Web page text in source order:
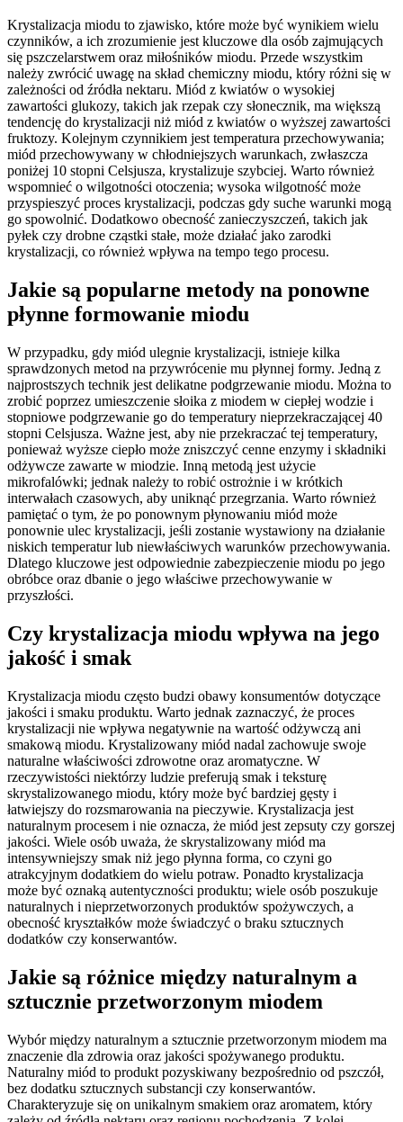
Krystalizacja miodu to zjawisko, które może być wynikiem wielu
czynników, a ich zrozumienie jest kluczowe dla osób zajmujących
się pszczelarstwem oraz miłośników miodu. Przede wszystkim
należy zwrócić uwagę na skład chemiczny miodu, który różni się w
zależności od źródła nektaru. Miód z kwiatów o wysokiej
zawartości glukozy, takich jak rzepak czy słonecznik, ma większą
tendencję do krystalizacji niż miód z kwiatów o wyższej zawartości
fruktozy. Kolejnym czynnikiem jest temperatura przechowywania;
miód przechowywany w chłodniejszych warunkach, zwłaszcza
poniżej 10 stopni Celsjusza, krystalizuje szybciej. Warto również
wspomnieć o wilgotności otoczenia; wysoka wilgotność może
przyspieszyć proces krystalizacji, podczas gdy suche warunki mogą
go spowolnić. Dodatkowo obecność zanieczyszczeń, takich jak
pyłek czy drobne cząstki stałe, może działać jako zarodki
krystalizacji, co również wpływa na tempo tego procesu.
Jakie są popularne metody na ponowne
płynne formowanie miodu
W przypadku, gdy miód ulegnie krystalizacji, istnieje kilka
sprawdzonych metod na przywrócenie mu płynnej formy. Jedną z
najprostszych technik jest delikatne podgrzewanie miodu. Można to
zrobić poprzez umieszczenie słoika z miodem w ciepłej wodzie i
stopniowe podgrzewanie go do temperatury nieprzekraczającej 40
stopni Celsjusza. Ważne jest, aby nie przekraczać tej temperatury,
ponieważ wyższe ciepło może zniszczyć cenne enzymy i składniki
odżywcze zawarte w miodzie. Inną metodą jest użycie
mikrofalówki; jednak należy to robić ostrożnie i w krótkich
interwałach czasowych, aby uniknąć przegrzania. Warto również
pamiętać o tym, że po ponownym płynowaniu miód może
ponownie ulec krystalizacji, jeśli zostanie wystawiony na działanie
niskich temperatur lub niewłaściwych warunków przechowywania.
Dlatego kluczowe jest odpowiednie zabezpieczenie miodu po jego
obróbce oraz dbanie o jego właściwe przechowywanie w
przyszłości.
Czy krystalizacja miodu wpływa na jego
jakość i smak
Krystalizacja miodu często budzi obawy konsumentów dotyczące
jakości i smaku produktu. Warto jednak zaznaczyć, że proces
krystalizacji nie wpływa negatywnie na wartość odżywczą ani
smakową miodu. Krystalizowany miód nadal zachowuje swoje
naturalne właściwości zdrowotne oraz aromatyczne. W
rzeczywistości niektórzy ludzie preferują smak i teksturę
skrystalizowanego miodu, który może być bardziej gęsty i
łatwiejszy do rozsmarowania na pieczywie. Krystalizacja jest
naturalnym procesem i nie oznacza, że miód jest zepsuty czy gorszej
jakości. Wiele osób uważa, że skrystalizowany miód ma
intensywniejszy smak niż jego płynna forma, co czyni go
atrakcyjnym dodatkiem do wielu potraw. Ponadto krystalizacja
może być oznaką autentyczności produktu; wiele osób poszukuje
naturalnych i nieprzetworzonych produktów spożywczych, a
obecność kryształków może świadczyć o braku sztucznych
dodatków czy konserwantów.
Jakie są różnice między naturalnym a
sztucznie przetworzonym miodem
Wybór między naturalnym a sztucznie przetworzonym miodem ma
znaczenie dla zdrowia oraz jakości spożywanego produktu.
Naturalny miód to produkt pozyskiwany bezpośrednio od pszczół,
bez dodatku sztucznych substancji czy konserwantów.
Charakteryzuje się on unikalnym smakiem oraz aromatem, który